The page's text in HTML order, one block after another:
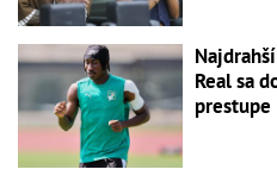
Real sa
prestupe